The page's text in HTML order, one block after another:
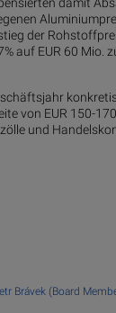
der
auf EUR 60 Mio.
von EUR 150-
und
Brávek (Board